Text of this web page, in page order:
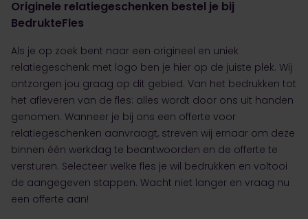
Originele relatiegeschenken bestel je bij
BedrukteFles
Als je op zoek bent naar een origineel en uniek
relatiegeschenk met logo ben je hier op de juiste plek. Wij
ontzorgen jou graag op dit gebied. Van het bedrukken tot
het afleveren van de fles: alles wordt door ons uit handen
genomen. Wanneer je bij ons een offerte voor
relatiegeschenken aanvraagt, streven wij ernaar om deze
binnen één werkdag te beantwoorden en de offerte te
versturen. Selecteer welke fles je wil bedrukken en voltooi
de aangegeven stappen. Wacht niet langer en vraag nu
een offerte aan!